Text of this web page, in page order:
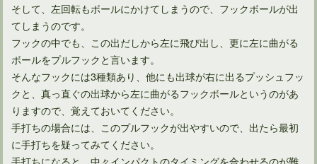
アイアンがスライスしないための打ち方は意外に簡単！
そして、左回転もボールにかけてしまうので、フックボールが出
てしまうのです。
フックの中でも、この出だしから左に飛び出し、更に左に曲がる
ボールをプルフックと言います。
そんなフックには3種類あり、他にも出球が右に出るプッシュフッ
クと、真っ直ぐの出球から左に曲がるフックボールというのがあ
りますので、覚えておいてください。
手打ちの場合には、このプルフックが出やすいので、出たら最初
に手打ちを疑ってみてください。